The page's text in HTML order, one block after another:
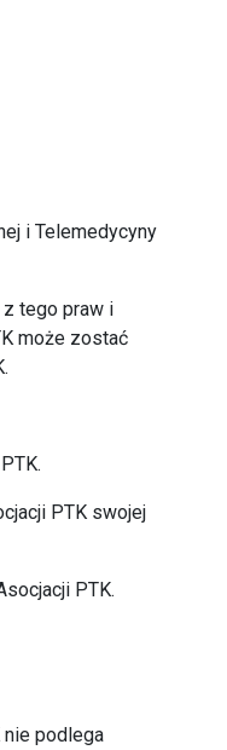
i Telemedycyny
tego praw i
może zostać
PTK swojej
PTK.
nie podlega